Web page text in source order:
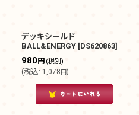
デッキシールド
BALL&ENERGY [DS620863]
980円 (税別)
(税込: 1,078円)